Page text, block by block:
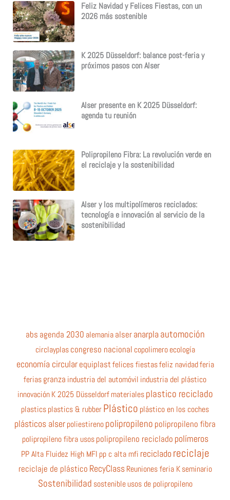
Feliz Navidad y Felices Fiestas, con un
2026 más sostenible
K 2025 Düsseldorf: balance post-feria y
próximos pasos con Alser
Alser presente en K 2025 Düsseldorf:
agenda tu reunión
Polipropileno Fibra: La revolución verde en
el reciclaje y la sostenibilidad
Alser y los multipolímeros reciclados:
tecnología e innovación al servicio de la
sostenibilidad
abs agenda 2030 alemania alser anarpla automoción
circlayplas congreso nacional copolimero ecología
economía circular equiplastfelices fiestasfeliz navidadferia
feriasgranza industria del automóvil industria del plástico
innovación K 2025 Düsseldorf materiales plastico reciclado
plasticsplastics & rubberPlástico plástico en los coches
plásticos alserpoliestirenopolipropileno polipropileno fibra
polipropileno fibra usos polipropileno reciclado polímeros
PP Alta Fluidez High MFI pp c alta mfi reciclado reciclaje
reciclaje de plástico RecyClass Reuniones feria K seminario
Sostenibilidad sostenible usos de polipropileno